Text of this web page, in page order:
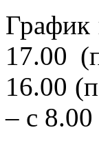
График
17.00
16.00
– с